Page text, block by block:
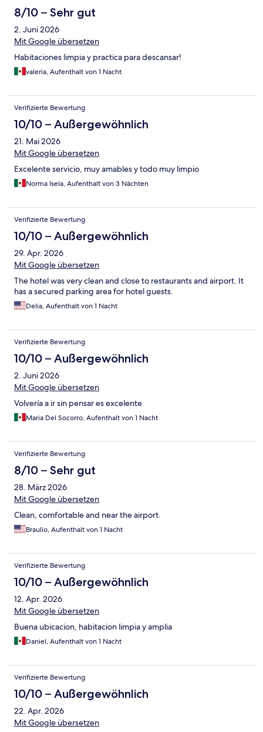
8/10 – Sehr gut
2. Juni 2026
Mit Google übersetzen
Habitaciones limpia y practica para descansar!
valeria, Aufenthalt von 1 Nacht
Verifizierte Bewertung
10/10 – Außergewöhnlich
21. Mai 2026
Mit Google übersetzen
Excelente servicio, muy amables y todo muy limpio
Norma Isela, Aufenthalt von 3 Nächten
Verifizierte Bewertung
10/10 – Außergewöhnlich
29. Apr. 2026
Mit Google übersetzen
The hotel was very clean and close to restaurants and airport. It
has a secured parking area for hotel guests.
Delia, Aufenthalt von 1 Nacht
Verifizierte Bewertung
10/10 – Außergewöhnlich
2. Juni 2026
Mit Google übersetzen
Volvería a ir sin pensar es excelente
Maria Del Socorro, Aufenthalt von 1 Nacht
Verifizierte Bewertung
8/10 – Sehr gut
28. März 2026
Mit Google übersetzen
Clean, comfortable and near the airport.
Braulio, Aufenthalt von 1 Nacht
Verifizierte Bewertung
10/10 – Außergewöhnlich
12. Apr. 2026
Mit Google übersetzen
Buena ubicacion, habitacion limpia y amplia
Daniel, Aufenthalt von 1 Nacht
Verifizierte Bewertung
10/10 – Außergewöhnlich
22. Apr. 2026
Mit Google übersetzen